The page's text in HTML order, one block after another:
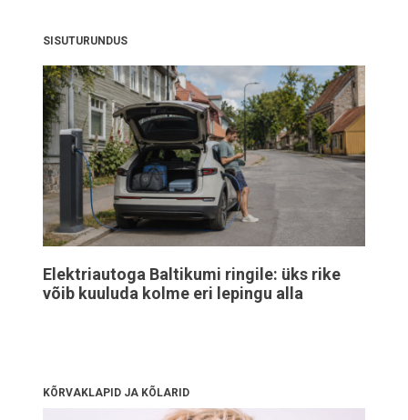
SISUTURUNDUS
Elektriautoga Baltikumi ringile: üks rike
võib kuuluda kolme eri lepingu alla
KÕRVAKLAPID JA KÕLARID